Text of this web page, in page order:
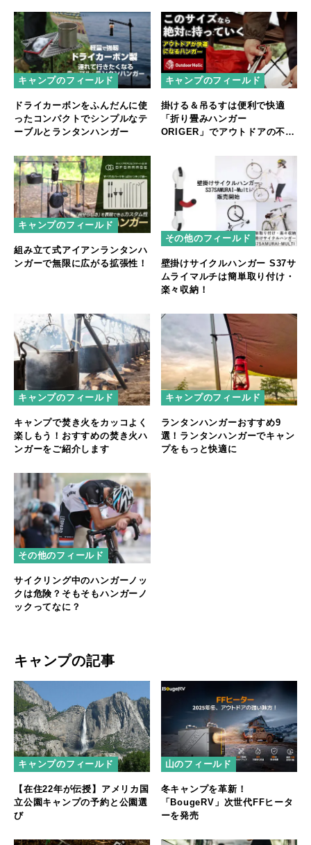
キャンプのフィールド
ドライカーボンをふんだんに使
ったコンパクトでシンプルなテ
ーブルとランタンハンガー
キャンプのフィールド
掛ける＆吊るすは便利で快適
「折り畳みハンガー
ORIGER」でアウトドアの不満
キャンプのフィールド
組み立て式アイアンランタンハ
ンガーで無限に広がる拡張性！
その他のフィールド
壁掛けサイクルハンガー S37サ
ムライマルチは簡単取り付け・
楽々収納！
キャンプのフィールド
キャンプで焚き火をカッコよく
楽しもう！おすすめの焚き火ハ
ンガーをご紹介します
キャンプのフィールド
ランタンハンガーおすすめ9
選！ランタンハンガーでキャン
プをもっと快適に
その他のフィールド
サイクリング中のハンガーノッ
クは危険？そもそもハンガーノ
ックってなに？
キャンプの記事
キャンプのフィールド
【在住22年が伝授】アメリカ国
立公園キャンプの予約と公園選
び
山のフィールド
冬キャンプを革新！
「BougeRV」次世代FFヒータ
ーを発売